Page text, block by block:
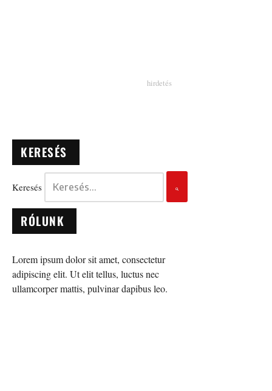
KERESÉS
Keresés
RÓLUNK
Lorem ipsum dolor sit amet, consectetur
adipiscing elit. Ut elit tellus, luctus nec
ullamcorper mattis, pulvinar dapibus leo.